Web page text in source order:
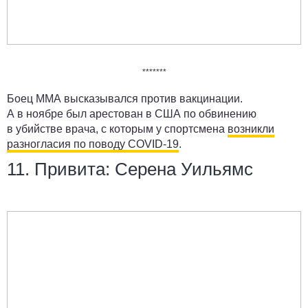
*******
Боец ММА высказывался против вакцинации.
А в ноябре был арестован в США по обвинению
в убийстве врача, с которым у спортсмена возникли
разногласия по поводу COVID-19.
11. Привита: Серена Уильямс